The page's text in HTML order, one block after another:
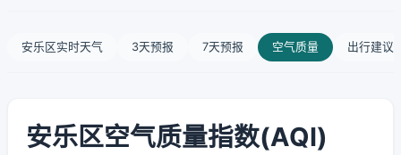
安乐区实时天气 3天预报 7天预报 空气质量 出行建议
安乐区空气质量指数(AQI)